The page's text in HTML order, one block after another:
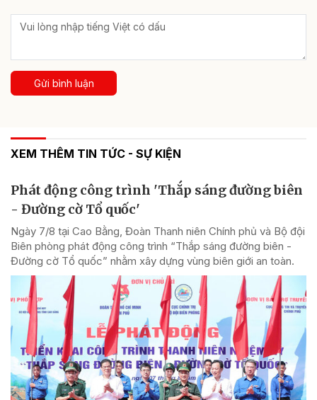
Gửi bình luận
XEM THÊM TIN TỨC - SỰ KIỆN
Phát động công trình 'Thắp sáng đường biên
- Đường cờ Tổ quốc'
Ngày 7/8 tại Cao Bằng, Đoàn Thanh niên Chính phủ và Bộ đội
Biên phòng phát động công trình “Thắp sáng đường biên -
Đường cờ Tổ quốc” nhằm xây dựng vùng biên giới an toàn.